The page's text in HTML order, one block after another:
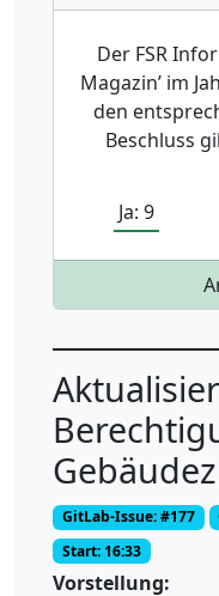
Der FSR
Magazin’ im
den
Beschluss
Ja: 9
GitLab-Issue: #177
Start: 16:33
Vorstellung: